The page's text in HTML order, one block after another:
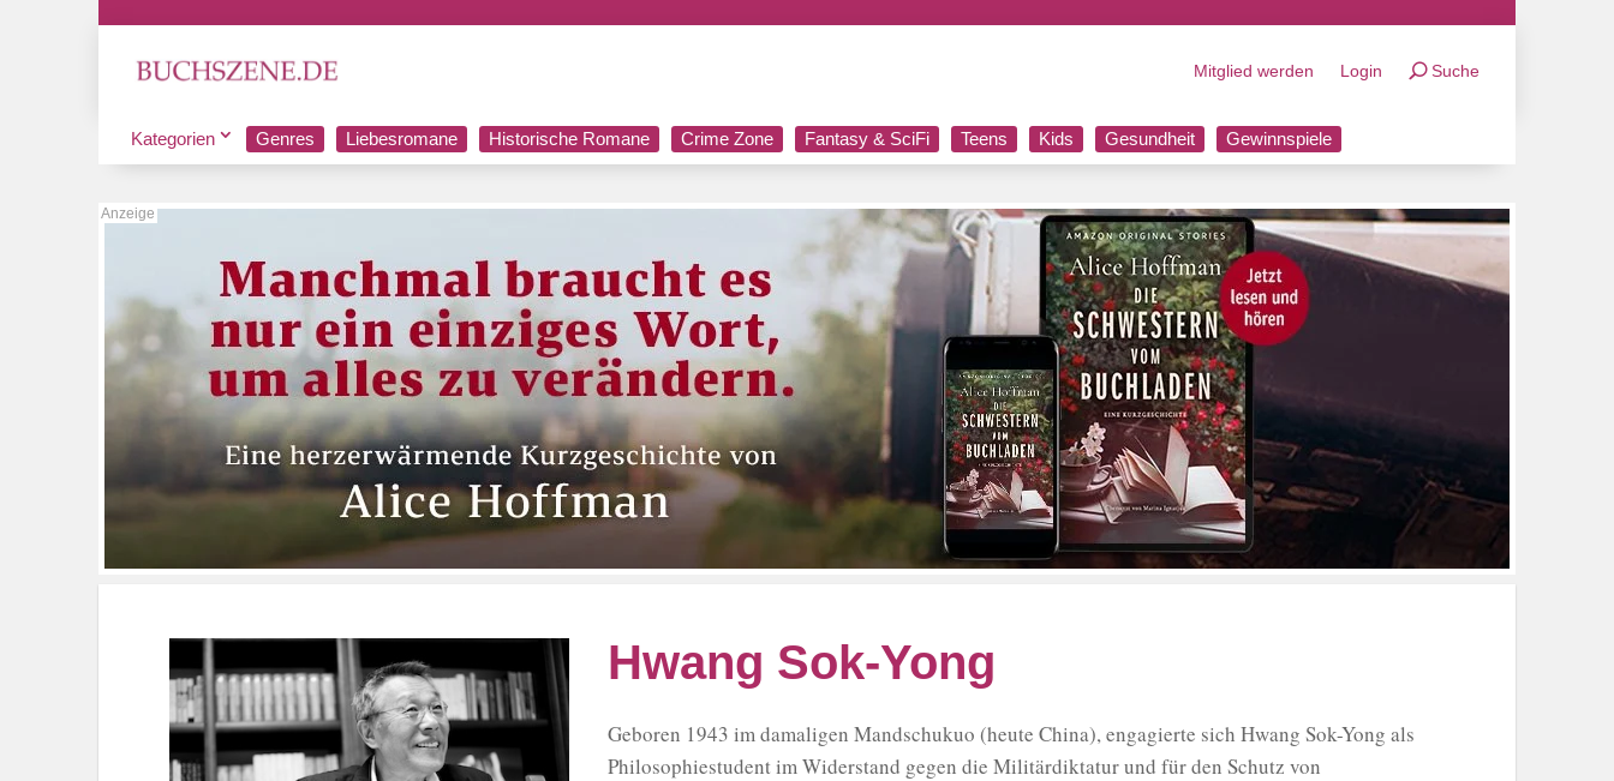
Mitglied werden Login Suche
Kategorien Genres Liebesromane Historische Romane Crime Zone Fantasy & SciFi Teens Kids Gesundheit Gewinnspiele
Hwang Sok-Yong
Geboren 1943 im damaligen Mandschukuo (heute China), engagierte sich Hwang Sok-Yong als
Philosophiestudent im Widerstand gegen die Militärdiktatur und für den Schutz von